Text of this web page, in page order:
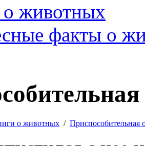
о животных
факты о
о животных / Приспособительная